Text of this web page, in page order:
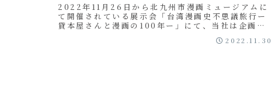
2022年11月26日から北九州市漫画ミュージアムに
て開催されている展示会「台湾漫画史不思議旅行ー
貸本屋さんと漫画の100年ー」にて、当社は企画や
展示内容のアドバイザーを務めました。2018年台南
2022.11.30